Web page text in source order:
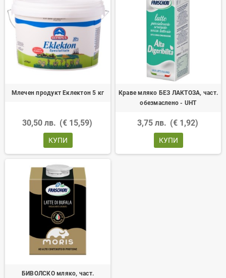
Млечен продукт Еклектон 5 кг
30,50 лв. (€ 15,59)
КУПИ
Краве мляко БЕЗ ЛАКТОЗА, част.
обезмаслено - UHT
3,75 лв. (€ 1,92)
КУПИ
БИВОЛСКО мляко, част.